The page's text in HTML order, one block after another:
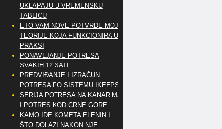
UKLAPAJU U VREMENSKU
TABLICU
ETO VAM NOVE POTVRDE MOJE
TEORIJE KOJA FUNKCIONIRA U
PRAKSI
PONAVLJANJE POTRESA
SVAKIH 12 SATI
PREDVIĐANJE I IZRAČUN
POTRESA PO SISTEMU IKEEPS
SERIJA POTRESA NA KANARIMA
I POTRES KOD CRNE GORE
KAMO IDE KOMETA ELENIN I
ŠTO DOLAZI NAKON NJE